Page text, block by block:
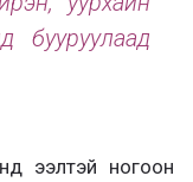
бууруулаад
ээлтэй ногоон